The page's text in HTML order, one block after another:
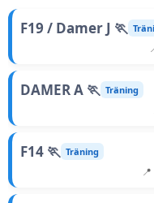
F19 / Damer J 🏃
DAMER A 🏃 Träning
F14 🏃 Träning